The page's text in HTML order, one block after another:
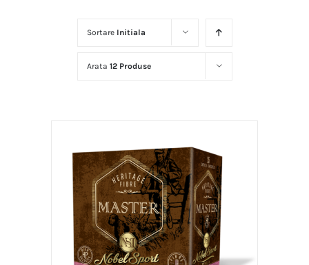
(0)
(0)
338 WIN MAG (0)
6.5 PRC (0)
6mm CREEDMOOR (0)
7mm REM MAG (0)
Calibrul 12(3)
Sortare Initiala
Arata 12 Produse